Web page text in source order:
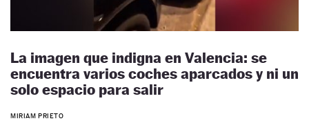
La imagen que indigna en Valencia: se
encuentra varios coches aparcados y ni un
solo espacio para salir
MIRIAM PRIETO